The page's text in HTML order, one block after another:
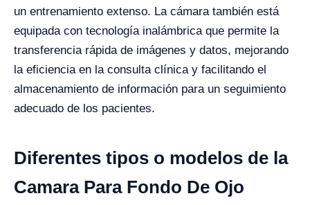
un entrenamiento extenso. La cámara también está
equipada con tecnología inalámbrica que permite la
transferencia rápida de imágenes y datos, mejorando
la eficiencia en la consulta clínica y facilitando el
almacenamiento de información para un seguimiento
adecuado de los pacientes.
Diferentes tipos o modelos de la
Camara Para Fondo De Ojo